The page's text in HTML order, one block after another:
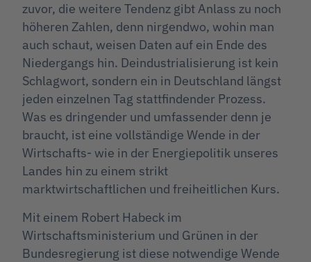
zuvor, die weitere Tendenz gibt Anlass zu noch
höheren Zahlen, denn nirgendwo, wohin man
auch schaut, weisen Daten auf ein Ende des
Niedergangs hin. Deindustrialisierung ist kein
Schlagwort, sondern ein in Deutschland längst
jeden einzelnen Tag stattfindender Prozess.
Was es dringender und umfassender denn je
braucht, ist eine vollständige Wende in der
Wirtschafts- wie in der Energiepolitik unseres
Landes hin zu einem strikt
marktwirtschaftlichen und freiheitlichen Kurs.
Mit einem Robert Habeck im
Wirtschaftsministerium und Grünen in der
Bundesregierung ist diese notwendige Wende